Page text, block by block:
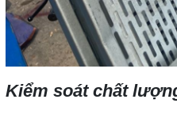
Kiểm soát chất